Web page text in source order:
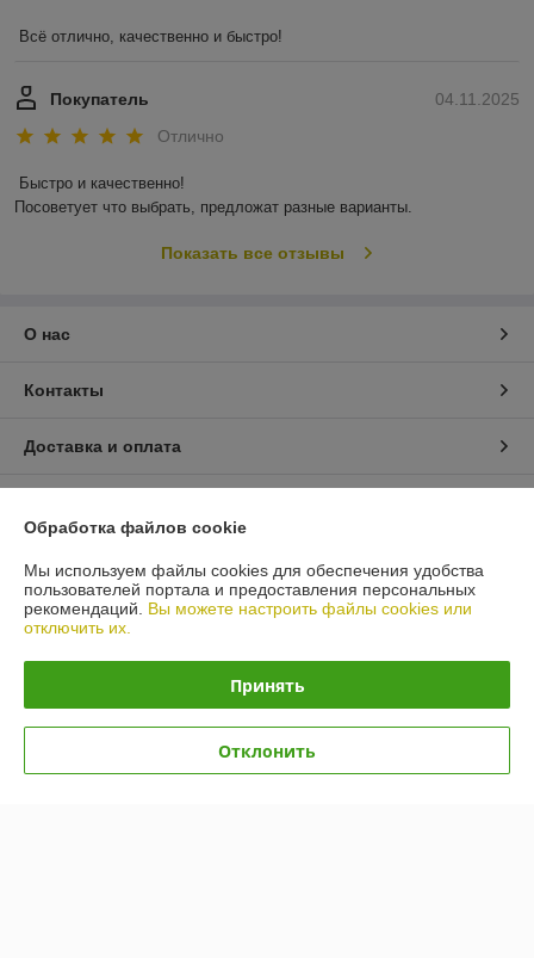
Всё отлично, качественно и быстро!
04.11.2025
Покупатель
Отлично
Быстро и качественно!
Посоветует что выбрать, предложат разные варианты.
Показать все отзывы
О нас
Контакты
Доставка и оплата
Политика обработки cookies
Обработка файлов cookie
Мы используем файлы cookies для обеспечения удобства
пользователей портала и предоставления персональных
рекомендаций. Вы можете настроить файлы cookies или
отключить их.
Принять
Отклонить